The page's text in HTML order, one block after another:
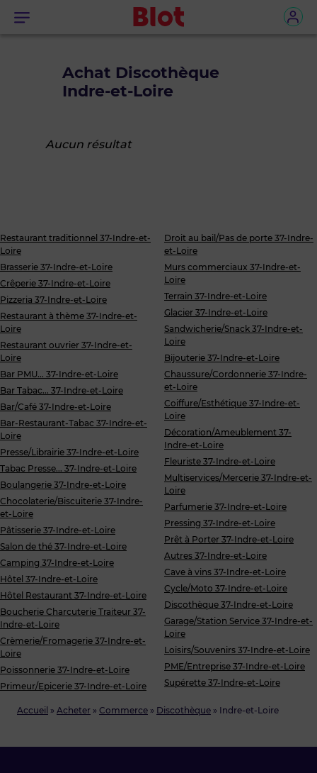
Menu
Accueil » Acheter » Commerce » Discothèque » Indre-et-Loire
Achat Discothèque
Indre-et-Loire
Aucun résultat
Restaurant traditionnel 37-Indre-et-
Loire
Brasserie 37-Indre-et-Loire
Crêperie 37-Indre-et-Loire
Pizzeria 37-Indre-et-Loire
Restaurant à thème 37-Indre-et-
Loire
Restaurant ouvrier 37-Indre-et-
Loire
Bar PMU... 37-Indre-et-Loire
Bar Tabac... 37-Indre-et-Loire
Bar/Café 37-Indre-et-Loire
Bar-Restaurant-Tabac 37-Indre-et-
Loire
Presse/Librairie 37-Indre-et-Loire
Tabac Presse... 37-Indre-et-Loire
Boulangerie 37-Indre-et-Loire
Chocolaterie/Biscuiterie 37-Indre-
et-Loire
Pâtisserie 37-Indre-et-Loire
Salon de thé 37-Indre-et-Loire
Camping 37-Indre-et-Loire
Hôtel 37-Indre-et-Loire
Hôtel Restaurant 37-Indre-et-Loire
Boucherie Charcuterie Traiteur 37-
Indre-et-Loire
Crèmerie/Fromagerie 37-Indre-et-
Loire
Poissonnerie 37-Indre-et-Loire
Primeur/Epicerie 37-Indre-et-Loire
Droit au bail/Pas de porte 37-Indre-
et-Loire
Murs commerciaux 37-Indre-et-
Loire
Terrain 37-Indre-et-Loire
Glacier 37-Indre-et-Loire
Sandwicherie/Snack 37-Indre-et-
Loire
Bijouterie 37-Indre-et-Loire
Chaussure/Cordonnerie 37-Indre-
et-Loire
Coiffure/Esthétique 37-Indre-et-
Loire
Décoration/Ameublement 37-
Indre-et-Loire
Fleuriste 37-Indre-et-Loire
Multiservices/Mercerie 37-Indre-et-
Loire
Parfumerie 37-Indre-et-Loire
Pressing 37-Indre-et-Loire
Prêt à Porter 37-Indre-et-Loire
Autres 37-Indre-et-Loire
Cave à vins 37-Indre-et-Loire
Cycle/Moto 37-Indre-et-Loire
Discothèque 37-Indre-et-Loire
Garage/Station Service 37-Indre-et-
Loire
Loisirs/Souvenirs 37-Indre-et-Loire
PME/Entreprise 37-Indre-et-Loire
Supérette 37-Indre-et-Loire